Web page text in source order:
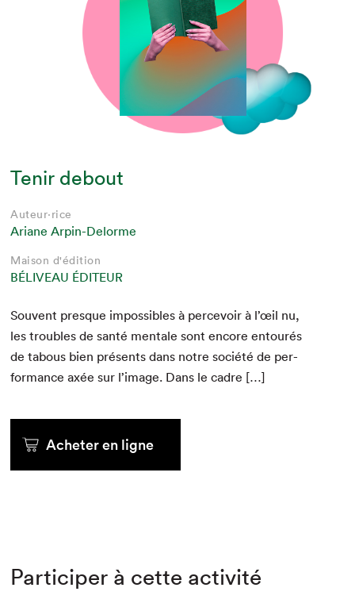
Tenir debout
Auteur·rice
Ariane Arpin-Delorme
Maison d'édition
BÉLIVEAU ÉDITEUR
Sou­vent presque impos­si­bles à percevoir à l’œil nu,
les trou­bles de san­té men­tale sont encore entourés
de tabous bien présents dans notre société de per­
for­mance axée sur l’image. Dans le cadre […]
Acheter en ligne
Participer à cette activité